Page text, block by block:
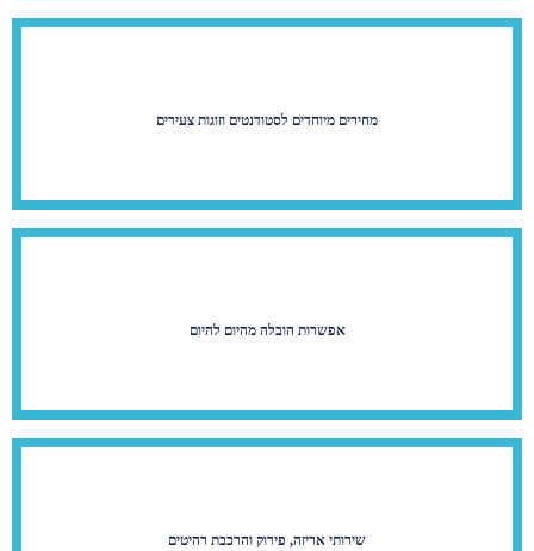
מחירים מיוחדים לסטודנטים וזוגות צעירים
אפשרות הובלה מהיום להיום
שירותי אריזה, פירוק והרכבת רהיטים